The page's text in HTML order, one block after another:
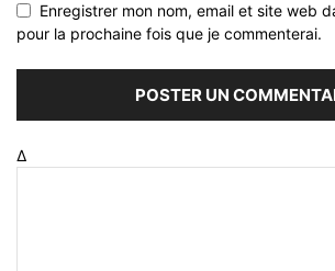
Enregistrer mon nom, email et site web
pour la prochaine fois que je commenterai.
Δ